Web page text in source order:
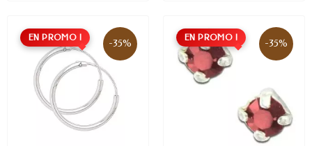
EN PROMO ! -35% EN PROMO ! -35%